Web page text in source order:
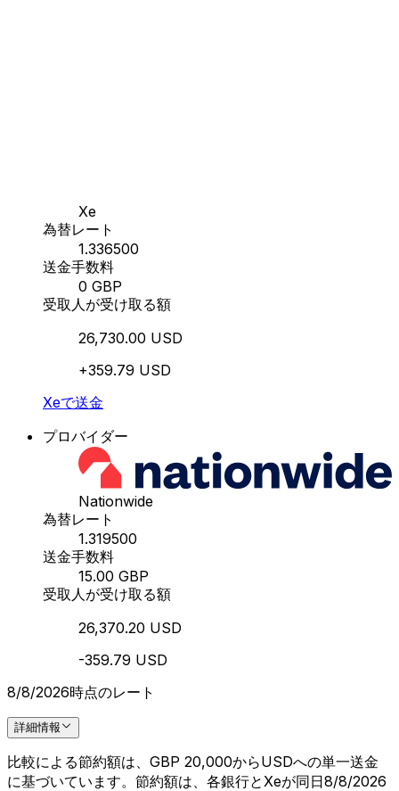
Xe
為替レート
1.336500
送金手数料
0 GBP
受取人が受け取る額
26,730.00 USD
+359.79 USD
Xeで送金
プロバイダー
Nationwide
為替レート
1.319500
送金手数料
15.00 GBP
受取人が受け取る額
26,370.20 USD
-359.79 USD
8/8/2026時点のレート
詳細情報
比較による節約額は、GBP 20,000からUSDへの単一送金
に基づいています。節約額は、各銀行とXeが同日8/8/2026